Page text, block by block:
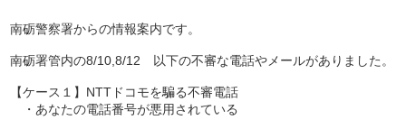
南砺警察署からの情報案内です。
南砺署管内の8/10,8/12 以下の不審な電話やメールがありました。
【ケース１】NTTドコモを騙る不審電話
・あなたの電話番号が悪用されている